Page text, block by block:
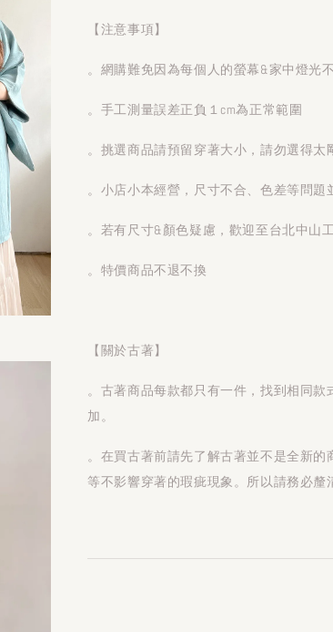
【注意事項】
。網購難免因為每個人的螢幕&家中燈光
。手工測量誤差正負１cm為正常範圍
。挑選商品請預留穿著大小，請勿選得太
。小店小本經營，尺寸不合、色差等問題
。若有尺寸&顏色疑慮，歡迎至台北中山
。特價商品不退不換
【關於古著】
。古著商品每款都只有一件，找到相同
加。
。在買古著前請先了解古著並不是全新
等不影響穿著的瑕疵現象。所以請務必釐